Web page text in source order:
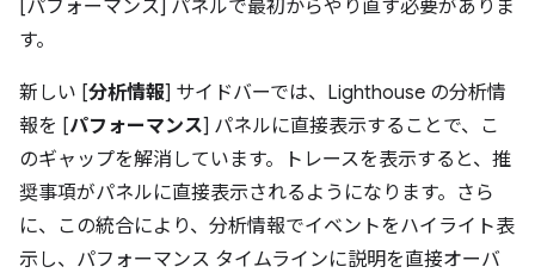
[パフォーマンス] パネルで最初からやり直す必要がありま
す。
新しい [分析情報] サイドバーでは、Lighthouse の分析情
報を [パフォーマンス] パネルに直接表示することで、こ
のギャップを解消しています。トレースを表示すると、推
奨事項がパネルに直接表示されるようになります。さら
に、この統合により、分析情報でイベントをハイライト表
示し、パフォーマンス タイムラインに説明を直接オーバ